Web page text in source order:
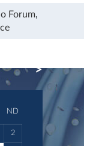
Forum,
NEXT
ND
2